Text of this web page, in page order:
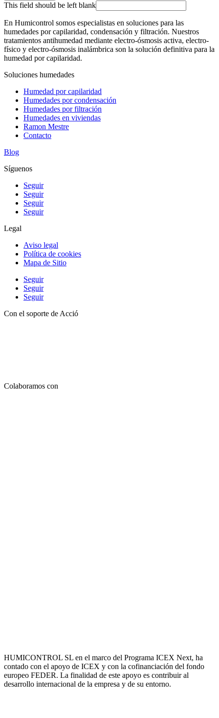
This field should be left blank
En Humicontrol somos especialistas en soluciones para las
humedades por capilaridad, condensación y filtración. Nuestros
tratamientos antihumedad mediante electro-ósmosis activa, electro-
físico y electro-ósmosis inalámbrica son la solución definitiva para la
humedad por capilaridad.
Soluciones humedades
Humedad por capilaridad
Humedades por condensación
Humedades por filtración
Humedades en viviendas
Ramon Mestre
Contacto
Blog
Síguenos
Seguir
Seguir
Seguir
Seguir
Legal
Aviso legal
Política de cookies
Mapa de Sitio
Seguir
Seguir
Seguir
Con el soporte de Acció
Colaboramos con
HUMICONTROL SL en el marco del Programa ICEX Next, ha
contado con el apoyo de ICEX y con la cofinanciación del fondo
europeo FEDER. La finalidad de este apoyo es contribuir al
desarrollo internacional de la empresa y de su entorno.